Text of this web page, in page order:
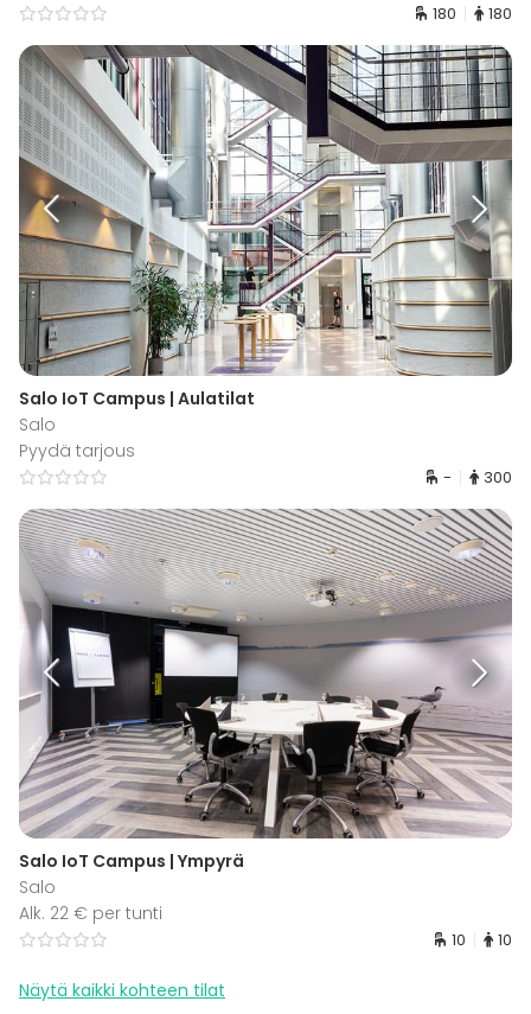
180 180
Salo IoT Campus | Aulatilat
Salo
Pyydä tarjous
- 300
Salo IoT Campus | Ympyrä
Salo
Alk. 22 € per tunti
10 10
Näytä kaikki kohteen tilat